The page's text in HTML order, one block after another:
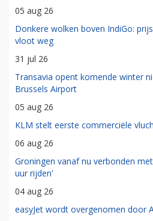
05 aug 26
Donkere wolken boven IndiGo:
vloot weg
31 jul 26
Transavia opent komende winter
Brussels Airport
05 aug 26
KLM stelt eerste commerciële
06 aug 26
Groningen vanaf nu verbonden
uur rijden'
04 aug 26
easyJet wordt overgenomen door